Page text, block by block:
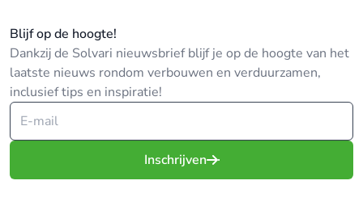
Blijf op de hoogte!
Dankzij de Solvari nieuwsbrief blijf je op de hoogte van het
laatste nieuws rondom verbouwen en verduurzamen,
inclusief tips en inspiratie!
Inschrijven